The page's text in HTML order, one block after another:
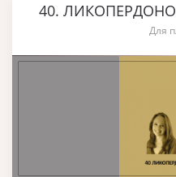
40.
Для